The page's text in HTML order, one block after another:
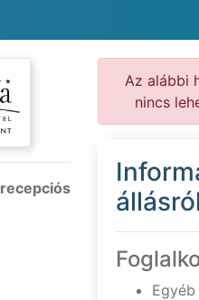
recepciós
Az alábbi
nincs
állásról
Egyéb